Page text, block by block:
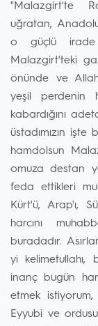
"Malazgirt'te
uğratan,
o güçlü irade
Malazgirt'teki
önünde ve
yeşil perdenin
kabardığını
üstadımızın
hamdolsun
omuza destan
feda ettikleri
Kürt'ü, Arap'ı,
harcını
buradadır.
yi
inanç bugün
etmek
Eyyubi ve